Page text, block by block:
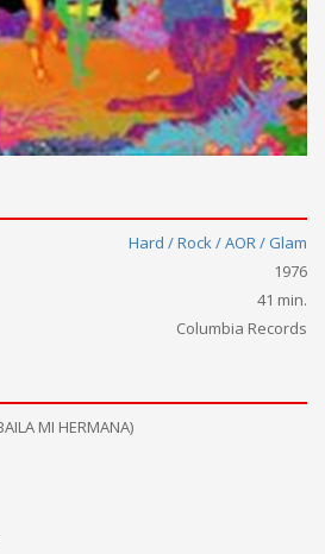
Hard / Rock / AOR / Glam
1976
41 min.
Columbia Records
MI HERMANA)